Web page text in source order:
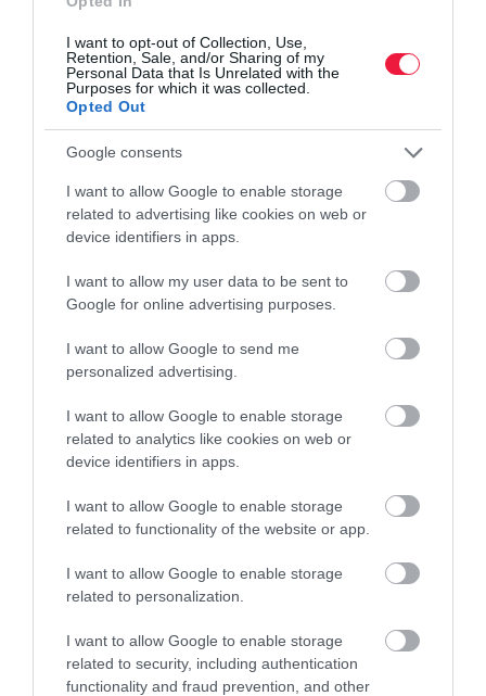
I want to opt-out of Collection, Use,
Retention, Sale, and/or Sharing of my
Personal Data that Is Unrelated with the
Purposes for which it was collected.
Opted Out
Google consents
I want to allow Google to enable storage
related to advertising like cookies on web or
device identifiers in apps.
I want to allow my user data to be sent to
Google for online advertising purposes.
I want to allow Google to send me
personalized advertising.
I want to allow Google to enable storage
related to analytics like cookies on web or
device identifiers in apps.
I want to allow Google to enable storage
related to functionality of the website or app.
I want to allow Google to enable storage
related to personalization.
I want to allow Google to enable storage
related to security, including authentication
functionality and fraud prevention, and other
Azzal, hogy megvalósul egy beruházás, és a vállalkozás leadja a
záró beszámolót, még nincs vége a projektnek. GINOP
pályázatok esetén például 3 éven keresztül fenntartási jelentést kell
benyújtani.
„Az ügyfeleinkkel pályázatírásra és projektmenedzsmentre is
vonatkozó, komplex szerződést kötünk, nem engedjük el a kezüket
azután sem, hogy sikeresen pályáztak. Optimális esetben 2 hónap
alatt elbírálják a pályázatokat, 3 hónap után pedig az előleg is
számviteli és egyéb felhívások útvesztőjében, és sikeresen
kezdhesse meg, majd haladjon tovább a projekttel. Elég egy rossz
alaki bizonylat, és elveszhet a támogatás egy része, rosszabb
esetben az egésze” – tette hozzá a csaknem 20 éves aktív
“Hosszú távra építünk partnerséget, a célunk, hogy a projektek
lezárásakor mindenki elégedett legyen.”(x)
pályázat tudás kkv sikerdíj vállalkozás